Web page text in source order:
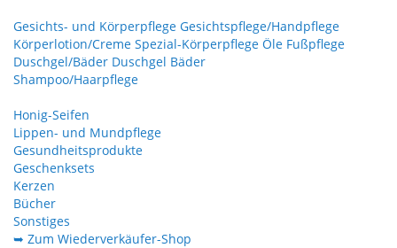
Gesichts- und Körperpflege Gesichtspflege/Handpflege
Körperlotion/Creme Spezial-Körperpflege Öle Fußpflege
Duschgel/Bäder Duschgel Bäder
Shampoo/Haarpflege
Honig-Seifen
Lippen- und Mundpflege
Gesundheitsprodukte
Geschenksets
Kerzen
Bücher
Sonstiges
➥ Zum Wiederverkäufer-Shop